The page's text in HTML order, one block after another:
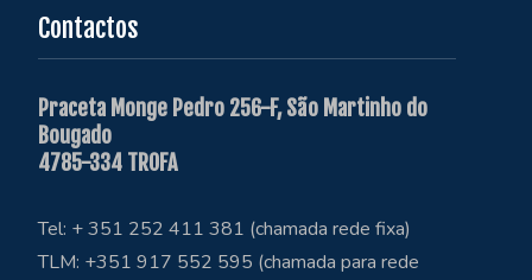
Contactos
Praceta Monge Pedro 256-F, São Martinho do
Bougado
4785-334 TROFA
Tel: + 351 252 411 381 (chamada rede fixa)
TLM: +351 917 552 595 (chamada para rede